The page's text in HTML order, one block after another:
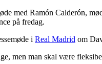
med Ramón Calderón,
på fredag.
i Real Madrid om
men man skal være